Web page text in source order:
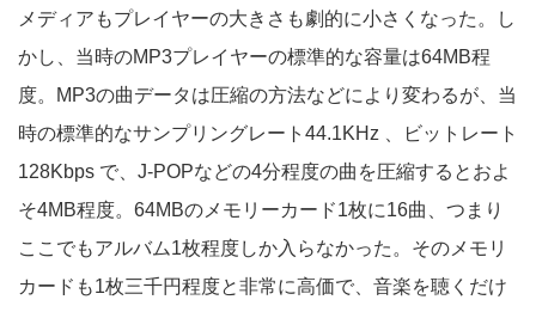
メディアもプレイヤーの大きさも劇的に小さくなった。し
かし、当時のMP3プレイヤーの標準的な容量は64MB程
度。MP3の曲データは圧縮の方法などにより変わるが、当
時の標準的なサンプリングレート44.1KHz 、ビットレート
128Kbps で、J-POPなどの4分程度の曲を圧縮するとおよ
そ4MB程度。64MBのメモリーカード1枚に16曲、つまり
ここでもアルバム1枚程度しか入らなかった。そのメモリ
カードも1枚三千円程度と非常に高価で、音楽を聴くだけ